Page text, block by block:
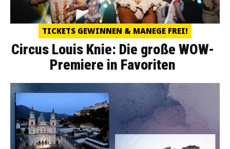
TICKETS GEWINNEN & MANEGE FREI!
Circus Louis Knie: Die große WOW-
Premiere in Favoriten